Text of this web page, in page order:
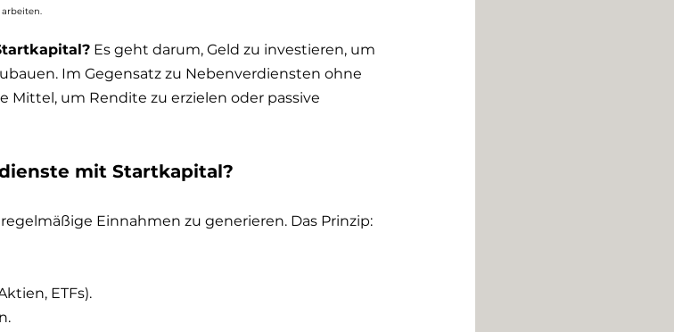
Es geht darum, Geld zu investieren, um
Im Gegensatz zu Nebenverdiensten ohne
Mittel, um Rendite zu erzielen oder passive
mit Startkapital?
Einnahmen zu generieren. Das Prinzip:
ETFs).